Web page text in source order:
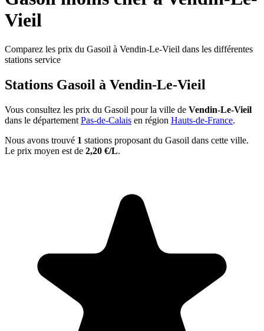
Vieil
Comparez les prix du Gasoil à Vendin-Le-Vieil dans les différentes
stations service
Stations Gasoil à Vendin-Le-Vieil
Vous consultez les prix du Gasoil pour la ville de Vendin-Le-Vieil
dans le département Pas-de-Calais en région Hauts-de-France.
Nous avons trouvé 1 stations proposant du Gasoil dans cette ville.
Le prix moyen est de 2,20 €/L.